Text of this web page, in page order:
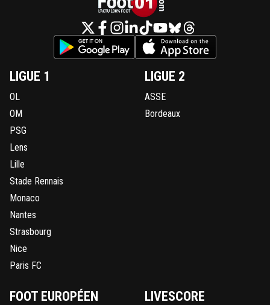
LIGUE 1
OL
OM
PSG
Lens
Lille
Stade Rennais
Monaco
Nantes
Strasbourg
Nice
Paris FC
LIGUE 2
ASSE
Bordeaux
FOOT EUROPÉEN LIVESCORE